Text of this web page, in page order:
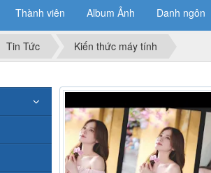
Thành viên Album Ảnh Danh ngôn
Tin Tức Kiến thức máy tính